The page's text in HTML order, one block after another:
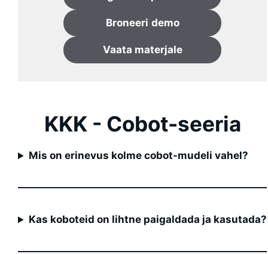
Broneeri demo
Vaata materjale
KKK - Cobot-seeria
Mis on erinevus kolme cobot-mudeli vahel?
Kas koboteid on lihtne paigaldada ja kasutada?